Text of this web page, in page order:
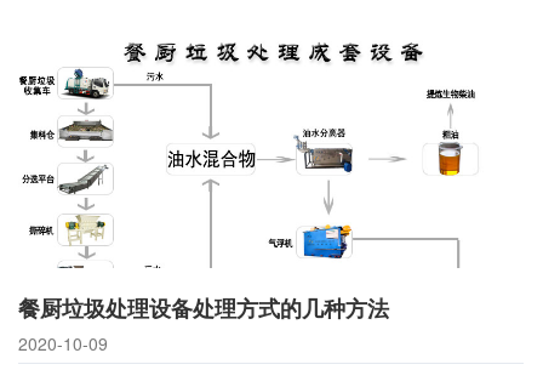
餐厨垃圾处理设备处理方式的几种方法
2020-10-09